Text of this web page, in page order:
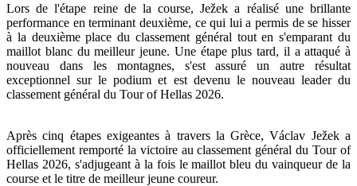
Lors de l'étape reine de la course, Ježek a réalisé une brillante
performance en terminant deuxième, ce qui lui a permis de se hisser
à la deuxième place du classement général tout en s'emparant du
maillot blanc du meilleur jeune. Une étape plus tard, il a attaqué à
nouveau dans les montagnes, s'est assuré un autre résultat
exceptionnel sur le podium et est devenu le nouveau leader du
classement général du Tour of Hellas 2026.
Après cinq étapes exigeantes à travers la Grèce, Václav Ježek a
officiellement remporté la victoire au classement général du Tour of
Hellas 2026, s'adjugeant à la fois le maillot bleu du vainqueur de la
course et le titre de meilleur jeune coureur.